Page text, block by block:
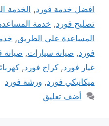
افضل خدمة فورد, الخدمة
تصليح فورد, خدمة
المساعدة على الطريق,
فورد, صيانة سيارات, صيانة
غيار فورد, كراج فورد,
ميكانيكي فورد, ورشة فورد
أضف تعليق